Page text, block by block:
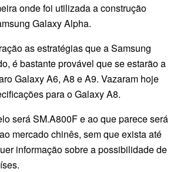
onde foi utilizada a construção
Galaxy Alpha.
as estratégias que a Samsung
é bastante provável que se estarão a
Galaxy A6, A8 e A9. Vazaram hoje
para o Galaxy A8.
será SM.A800F e ao que parece será
mercado chinês, sem que exista até
informação sobre a possibilidade de